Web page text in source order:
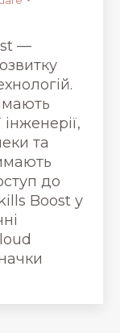
—
та
до
Boost у